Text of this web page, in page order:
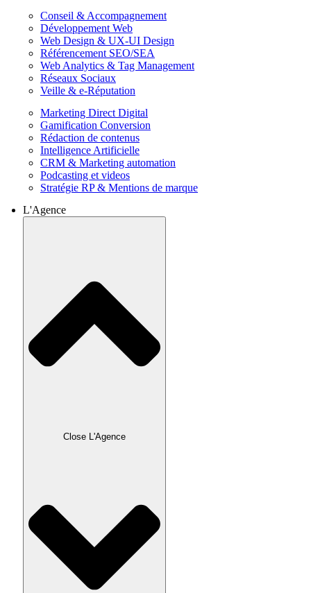
Conseil & Accompagnement
Développement Web
Web Design & UX-UI Design
Référencement SEO/SEA
Web Analytics & Tag Management
Réseaux Sociaux
Veille & e-Réputation
Marketing Direct Digital
Gamification Conversion
Rédaction de contenus
Intelligence Artificielle
CRM & Marketing automation
Podcasting et videos
Stratégie RP & Mentions de marque
L'Agence
Close L'Agence